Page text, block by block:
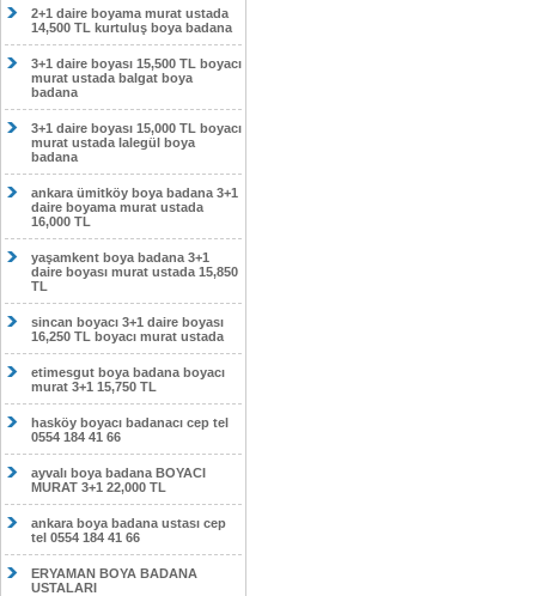
2+1 daire boyama murat ustada
14,500 TL kurtuluş boya badana
3+1 daire boyası 15,500 TL boyacı
murat ustada balgat boya
badana
3+1 daire boyası 15,000 TL boyacı
murat ustada lalegül boya
badana
ankara ümitköy boya badana 3+1
daire boyama murat ustada
16,000 TL
yaşamkent boya badana 3+1
daire boyası murat ustada 15,850
TL
sincan boyacı 3+1 daire boyası
16,250 TL boyacı murat ustada
etimesgut boya badana boyacı
murat 3+1 15,750 TL
hasköy boyacı badanacı cep tel
0554 184 41 66
ayvalı boya badana BOYACI
MURAT 3+1 22,000 TL
ankara boya badana ustası cep
tel 0554 184 41 66
ERYAMAN BOYA BADANA
USTALARI